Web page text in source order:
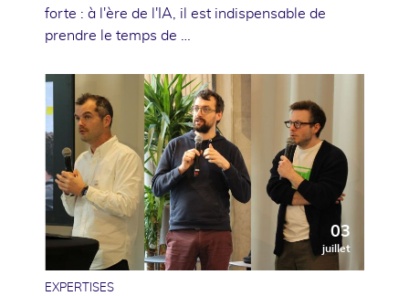
forte : à l'ère de l'IA, il est indispensable de
prendre le temps de …
03
juillet
EXPERTISES